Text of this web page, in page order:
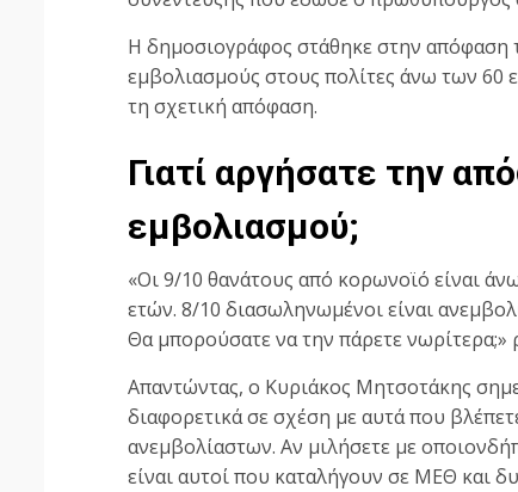
Η δημοσιογράφος στάθηκε στην
εμβολιασμούς στους πολίτες άνω των
τη σχετική απόφαση.
Γιατί αργήσατε την
εμβολιασμού;
«Οι 9/10 θανάτους από κορωνοϊό είναι
ετών. 8/10 διασωληνωμένοι είναι
Θα μπορούσατε να την πάρετε
Απαντώντας, ο Κυριάκος Μητσοτάκης
διαφορετικά σε σχέση με αυτά που
ανεμβολίαστων. Αν μιλήσετε με
είναι αυτοί που καταλήγουν σε ΜΕΘ και